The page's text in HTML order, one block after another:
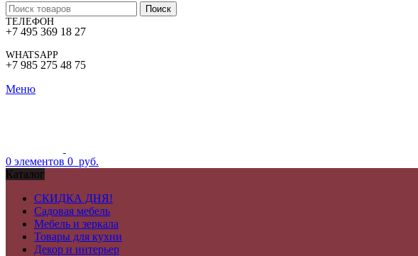
Поиск
ТЕЛЕФОН
+7 495 369 18 27
WHATSAPP
+7 985 275 48 75
Меню
0 элементов 0 руб.
Каталог
СКИДКА ДНЯ!
Садовая мебель
Мебель и зеркала
Товары для кухни
Декор и интерьер